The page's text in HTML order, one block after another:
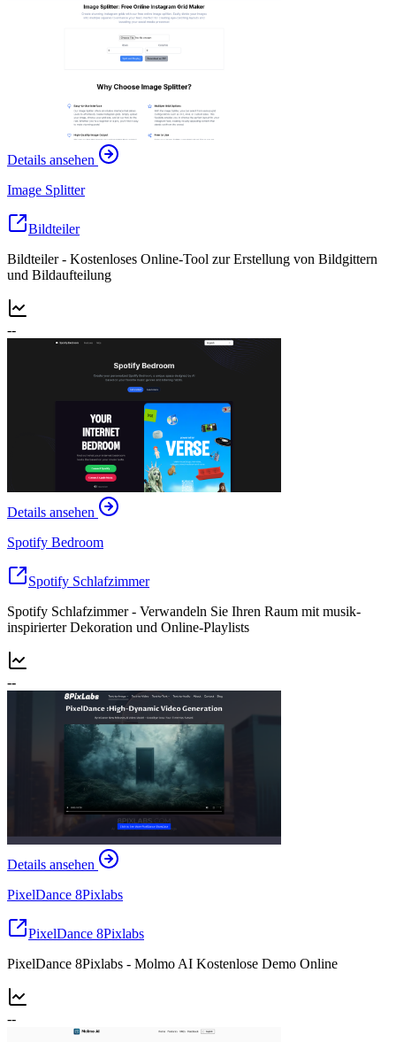
Details ansehen
Image Splitter
Bildteiler
Bildteiler - Kostenloses Online-Tool zur Erstellung von Bildgittern
und Bildaufteilung
--
Details ansehen
Spotify Bedroom
Spotify Schlafzimmer
Spotify Schlafzimmer - Verwandeln Sie Ihren Raum mit musik-
inspirierter Dekoration und Online-Playlists
--
Details ansehen
PixelDance 8Pixlabs
PixelDance 8Pixlabs
PixelDance 8Pixlabs - Molmo AI Kostenlose Demo Online
--